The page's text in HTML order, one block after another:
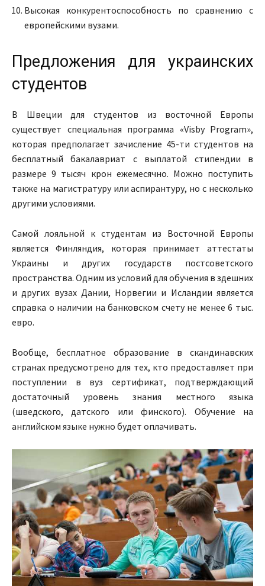
Высокая конкурентоспособность по сравнению с
европейскими вузами.
Предложения для украинских
студентов
В Швеции для студентов из восточной Европы
существует специальная программа «Visby Program»,
которая предполагает зачисление 45-ти студентов на
бесплатный бакалавриат с выплатой стипендии в
размере 9 тысяч крон ежемесячно. Можно поступить
также на магистратуру или аспирантуру, но с несколько
другими условиями.
Самой лояльной к студентам из Восточной Европы
является Финляндия, которая принимает аттестаты
Украины и других государств постсоветского
пространства. Одним из условий для обучения в здешних
и других вузах Дании, Норвегии и Исландии является
справка о наличии на банковском счету не менее 6 тыс.
евро.
Вообще, бесплатное образование в скандинавских
странах предусмотрено для тех, кто предоставляет при
поступлении в вуз сертификат, подтверждающий
достаточный уровень знания местного языка
(шведского, датского или финского). Обучение на
английском языке нужно будет оплачивать.